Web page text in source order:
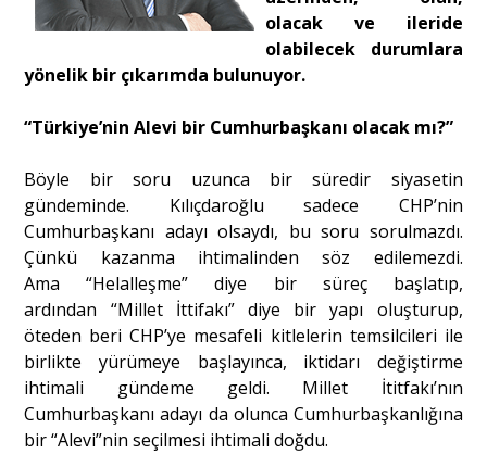
Yazarlar
Eğitim
Dosya Haber
Ankara Analiz
Sağlık
olacak ve ileride
olabilecek durumlara
yönelik bir çıkarımda bulunuyor.
“Türkiye’nin Alevi bir Cumhurbaşkanı olacak mı?”
Böyle bir soru uzunca bir süredir siyasetin
gündeminde. Kılıçdaroğlu sadece CHP’nin
Cumhurbaşkanı adayı olsaydı, bu soru sorulmazdı.
Çünkü kazanma ihtimalinden söz edilemezdi.
Ama “Helalleşme” diye bir süreç başlatıp,
ardından “Millet İttifakı” diye bir yapı oluşturup,
öteden beri CHP’ye mesafeli kitlelerin temsilcileri ile
birlikte yürümeye başlayınca, iktidarı değiştirme
ihtimali gündeme geldi. Millet İtitfakı’nın
Cumhurbaşkanı adayı da olunca Cumhurbaşkanlığına
bir “Alevi”nin seçilmesi ihtimali doğdu.